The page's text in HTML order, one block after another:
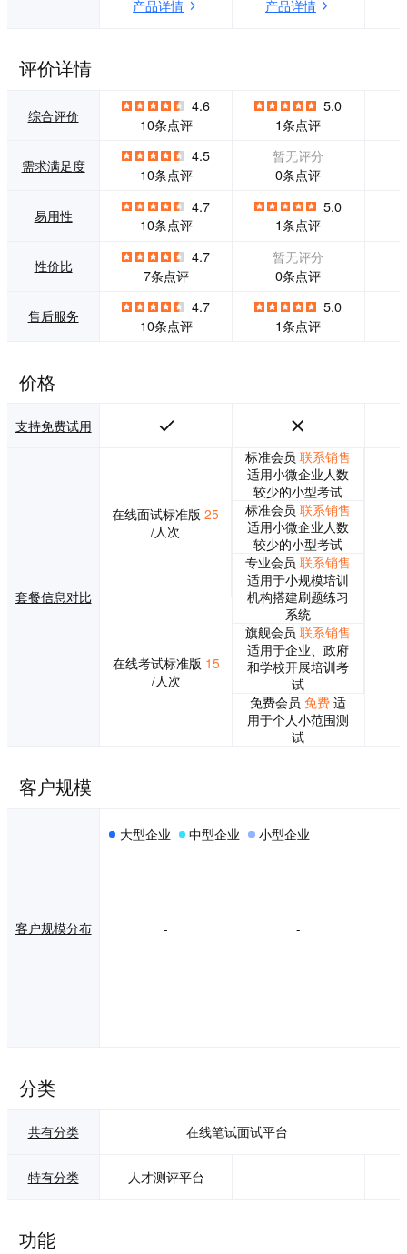
求，猿圈在不断优
可以实现AI+组卷、
AI+监控、AI+分析
的在线考试平台，
让线上考试更加严
谨、公平、公正。
务，同时为其全方
产品详情 产品详情
评价详情
综合评价
4.6
10条点评
5.0
1条点评
需求满足度
4.5
10条点评
暂无评分
0条点评
易用性
4.7
10条点评
5.0
1条点评
性价比
4.7
7条点评
暂无评分
0条点评
售后服务
4.7
10条点评
5.0
1条点评
价格
支持免费试用
套餐信息对比
在线面试标准版 25
/人次
在线考试标准版 15
/人次
标准会员 联系销售
适用小微企业人数
较少的小型考试
标准会员 联系销售
适用小微企业人数
较少的小型考试
专业会员 联系销售
适用于小规模培训
机构搭建刷题练习
系统
旗舰会员 联系销售
适用于企业、政府
和学校开展培训考
试
免费会员免费 适
用于个人小范围测
试
客户规模
客户规模分布
大型企业 中型企业 小型企业
- -
分类
共有分类 在线笔试面试平台
特有分类 人才测评平台
功能